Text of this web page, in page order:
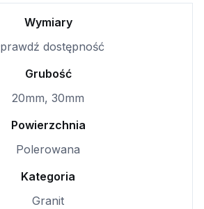
Wymiary
dostępność
Grubość
20mm, 30mm
Powierzchnia
Polerowana
Kategoria
Granit